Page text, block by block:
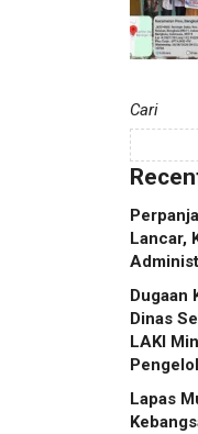
Cari
Lancar,
Dugaan
Dinas
LAKI
Lapas